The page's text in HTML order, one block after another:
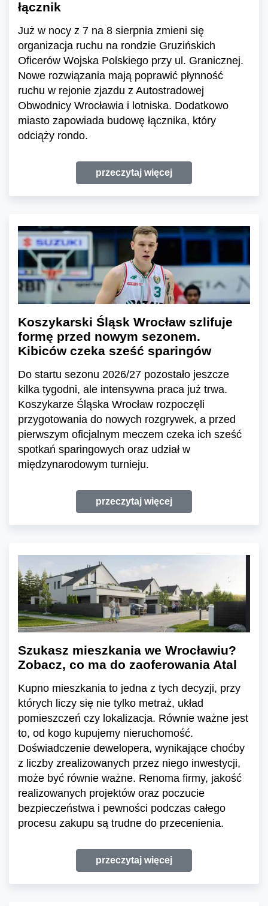
łącznik
Już w nocy z 7 na 8 sierpnia zmieni się
organizacja ruchu na rondzie Gruzińskich
Oficerów Wojska Polskiego przy ul. Granicznej.
Nowe rozwiązania mają poprawić płynność
ruchu w rejonie zjazdu z Autostradowej
Obwodnicy Wrocławia i lotniska. Dodatkowo
miasto zapowiada budowę łącznika, który
odciąży rondo.
przeczytaj więcej
Koszykarski Śląsk Wrocław szlifuje
formę przed nowym sezonem.
Kibiców czeka sześć sparingów
Do startu sezonu 2026/27 pozostało jeszcze
kilka tygodni, ale intensywna praca już trwa.
Koszykarze Śląska Wrocław rozpoczęli
przygotowania do nowych rozgrywek, a przed
pierwszym oficjalnym meczem czeka ich sześć
spotkań sparingowych oraz udział w
międzynarodowym turnieju.
przeczytaj więcej
Szukasz mieszkania we Wrocławiu?
Zobacz, co ma do zaoferowania Atal
Kupno mieszkania to jedna z tych decyzji, przy
których liczy się nie tylko metraż, układ
pomieszczeń czy lokalizacja. Równie ważne jest
to, od kogo kupujemy nieruchomość.
Doświadczenie dewelopera, wynikające choćby
z liczby zrealizowanych przez niego inwestycji,
może być równie ważne. Renoma firmy, jakość
realizowanych projektów oraz poczucie
bezpieczeństwa i pewności podczas całego
procesu zakupu są trudne do przecenienia.
przeczytaj więcej